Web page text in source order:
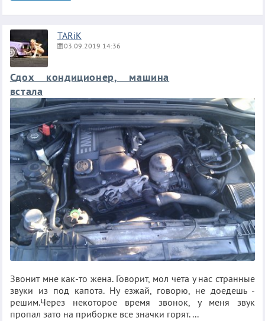
TARiK
03.09.2019 14:36
Сдох кондиционер, машина
встала
Звонит мне как-то жена. Говорит, мол чета у нас странные
звуки из под капота. Ну езжай, говорю, не доедешь -
решим.Через некоторое время звонок, у меня звук
пропал зато на приборке все значки горят. ...